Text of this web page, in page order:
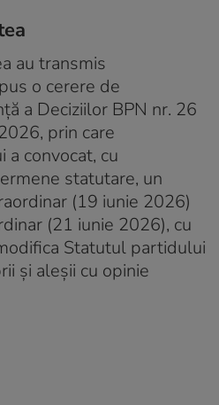
au transmis
o cerere de
a Deciziilor BPN nr. 26
prin care
convocat, cu
statutare, un
(19 iunie 2026)
(21 iunie 2026), cu
Statutul partidului
și aleșii cu opinie